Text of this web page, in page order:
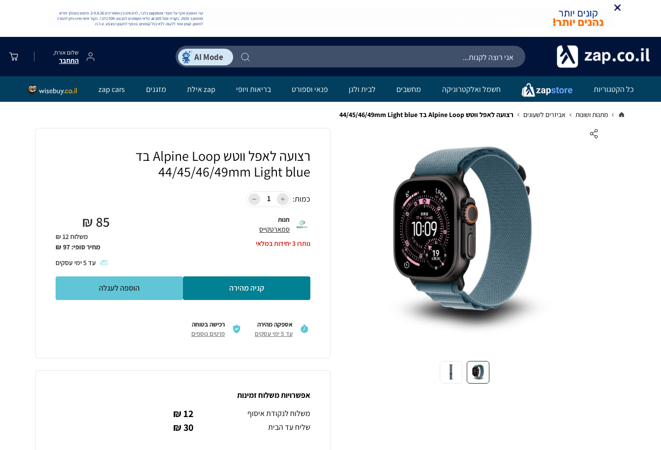
שלום אורח,
התחבר
כל הקטגוריות חשמל ואלקטרוניקה מחשבים לבית ולגן פנאי וספורט בריאות ויופי zap אילת מזגנים zap cars
מתנות ושונות אביזרים לשעונים רצועה לאפל ווטש Alpine Loop בד 44/45/46/49mm Light blue
רצועה לאפל ווטש Alpine Loop בד
44/45/46/49mm Light blue
כמות:
חנות
סמארטקייס
נותרו3יחידות במלאי
85
₪
משלוח 12 ₪
מחיר סופי: 97
₪
עד5ימי עסקים
קניה מהירה הוספה לעגלה
אספקה מהירה
עד 5 ימי עסקים
רכישה בטוחה
פרטים נוספים
אפשרויות משלוח זמינות
משלוח לנקודת איסוף
12 ₪
שליח עד הבית 30 ₪